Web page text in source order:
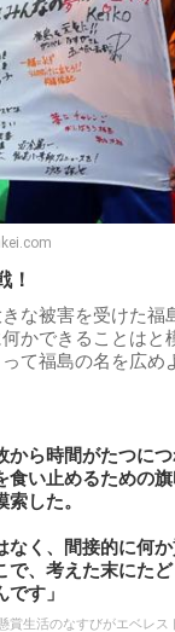
！
な被害を受けた福
かできることはと
て福島の名を広め
ら時間がたつにつ
食い止めるための
した。
なく、間接的に何
で、考えた末にた
す」
賞生活のなすびがエベレ